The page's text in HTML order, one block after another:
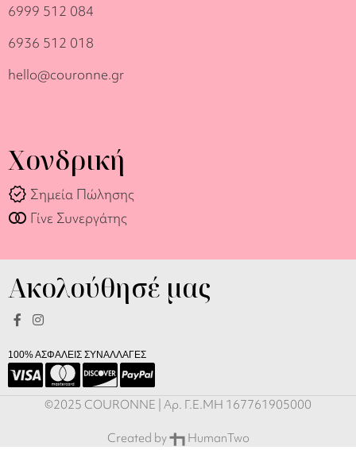
6999 512 084
6936 512 018
hello@couronne.gr
Χονδρική
verified Σημεία Πώλησης
join_full Γίνε Συνεργάτης
Ακολούθησέ μας
100% ΑΣΦΑΛΕΙΣ ΣΥΝΑΛΛΑΓΕΣ
©2025 COURONNE | Αρ. Γ.Ε.ΜΗ 167761905000
Created by HumanTwo